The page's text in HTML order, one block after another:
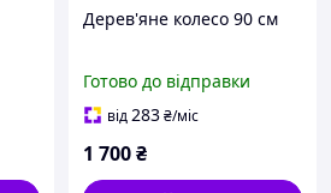
Дерев'яне колесо 90 см
Готово до відправки
від283₴/міс
1 700₴